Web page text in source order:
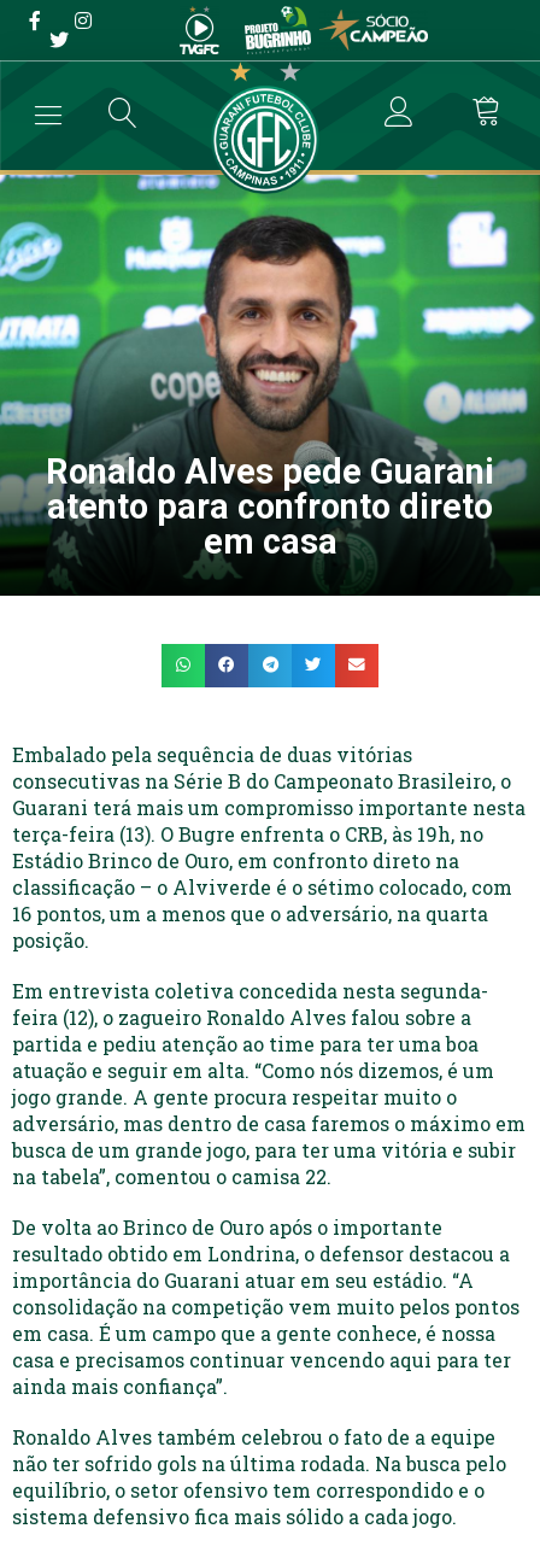
Ronaldo Alves pede Guarani
atento para confronto
direto em casa
Futebol Profissional → Ronaldo Alves pede Guarani atento para
Ronaldo Alves pede Guarani
atento para confronto direto
em casa
Embalado pela sequência de duas vitórias
consecutivas na Série B do Campeonato Brasileiro, o
Guarani terá mais um compromisso importante nesta
terça-feira (13). O Bugre enfrenta o CRB, às 19h, no
Estádio Brinco de Ouro, em confronto direto na
classificação – o Alviverde é o sétimo colocado, com
16 pontos, um a menos que o adversário, na quarta
posição.
Em entrevista coletiva concedida nesta segunda-
feira (12), o zagueiro Ronaldo Alves falou sobre a
partida e pediu atenção ao time para ter uma boa
atuação e seguir em alta. “Como nós dizemos, é um
jogo grande. A gente procura respeitar muito o
adversário, mas dentro de casa faremos o máximo em
busca de um grande jogo, para ter uma vitória e subir
na tabela”, comentou o camisa 22.
De volta ao Brinco de Ouro após o importante
resultado obtido em Londrina, o defensor destacou a
importância do Guarani atuar em seu estádio. “A
consolidação na competição vem muito pelos pontos
em casa. É um campo que a gente conhece, é nossa
casa e precisamos continuar vencendo aqui para ter
ainda mais confiança”.
Ronaldo Alves também celebrou o fato de a equipe
não ter sofrido gols na última rodada. Na busca pelo
equilíbrio, o setor ofensivo tem correspondido e o
sistema defensivo fica mais sólido a cada jogo.